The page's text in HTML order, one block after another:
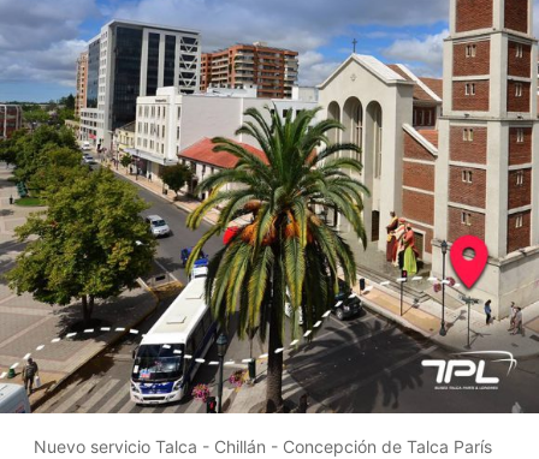
Nuevo servicio Talca - Chillán - Concepción de Talca París